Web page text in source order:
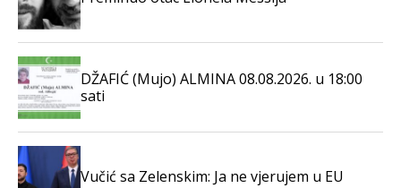
DŽAFIĆ (Mujo) ALMINA 08.08.2026. u 18:00
sati
Vučić sa Zelenskim: Ja ne vjerujem u EU